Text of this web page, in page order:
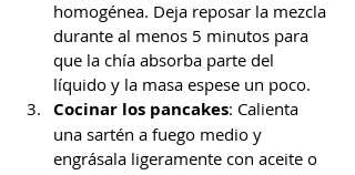
homogénea. Deja reposar la mezcla
durante al menos 5 minutos para
que la chía absorba parte del
líquido y la masa espese un poco.
Cocinar los pancakes: Calienta
una sartén a fuego medio y
engrásala ligeramente con aceite o